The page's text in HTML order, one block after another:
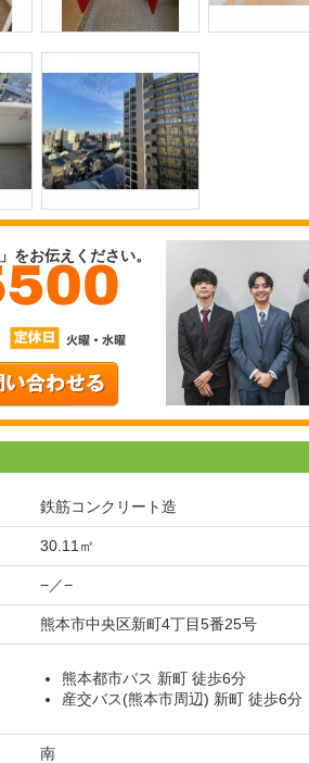
」をお伝えください。
鉄筋コンクリート造
30.11㎡
−／−
熊本市中央区新町4丁目5番25号
熊本都市バス 新町 徒歩6分
産交バス(熊本市周辺) 新町 徒歩6分
南